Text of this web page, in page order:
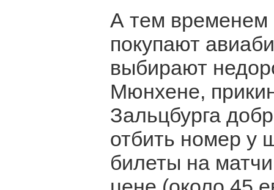
А тем временем
покупают
выбирают
Мюнхене,
Зальцбурга
отбить номер у
билеты на